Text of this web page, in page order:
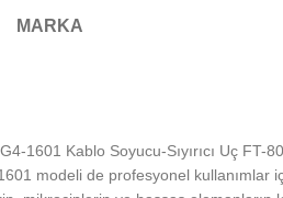
MARKA
1601 Kablo Soyucu-Sıyırıcı Uç
modeli de profesyonel kullanımlar